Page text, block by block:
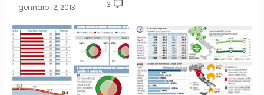
gennaio 12, 2013 3